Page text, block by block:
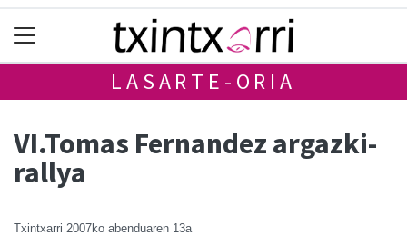
LASARTE-ORIA
VI.Tomas Fernandez argazki-
rallya
Txintxarri 2007ko abenduaren 13a